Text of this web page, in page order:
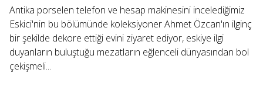
Antika porselen telefon ve hesap makinesini incelediğimiz
Eskici'nin bu bölümünde koleksiyoner Ahmet Özcan'ın ilginç
bir şekilde dekore ettiği evini ziyaret ediyor, eskiye ilgi
duyanların buluştuğu mezatların eğlenceli dünyasından bol
çekişmeli...